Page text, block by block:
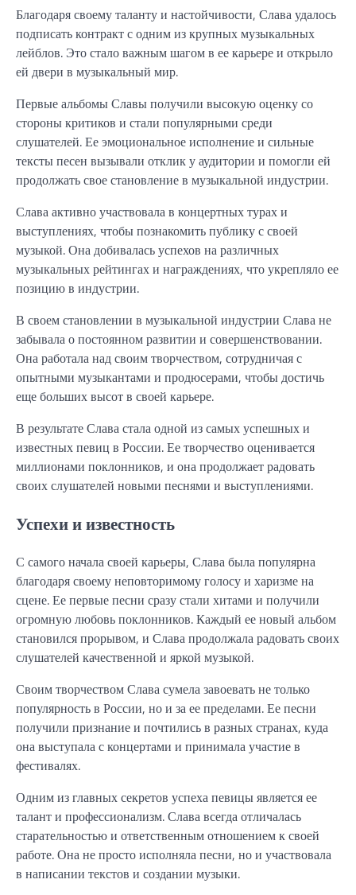
Благодаря своему таланту и настойчивости, Слава удалось
подписать контракт с одним из крупных музыкальных
лейблов. Это стало важным шагом в ее карьере и открыло
ей двери в музыкальный мир.
Первые альбомы Славы получили высокую оценку со
стороны критиков и стали популярными среди
слушателей. Ее эмоциональное исполнение и сильные
тексты песен вызывали отклик у аудитории и помогли ей
продолжать свое становление в музыкальной индустрии.
Слава активно участвовала в концертных турах и
выступлениях, чтобы познакомить публику с своей
музыкой. Она добивалась успехов на различных
музыкальных рейтингах и награждениях, что укрепляло ее
позицию в индустрии.
В своем становлении в музыкальной индустрии Слава не
забывала о постоянном развитии и совершенствовании.
Она работала над своим творчеством, сотрудничая с
опытными музыкантами и продюсерами, чтобы достичь
еще больших высот в своей карьере.
В результате Слава стала одной из самых успешных и
известных певиц в России. Ее творчество оценивается
миллионами поклонников, и она продолжает радовать
своих слушателей новыми песнями и выступлениями.
Успехи и известность
С самого начала своей карьеры, Слава была популярна
благодаря своему неповторимому голосу и харизме на
сцене. Ее первые песни сразу стали хитами и получили
огромную любовь поклонников. Каждый ее новый альбом
становился прорывом, и Слава продолжала радовать своих
слушателей качественной и яркой музыкой.
Своим творчеством Слава сумела завоевать не только
популярность в России, но и за ее пределами. Ее песни
получили признание и почтились в разных странах, куда
она выступала с концертами и принимала участие в
фестивалях.
Одним из главных секретов успеха певицы является ее
талант и профессионализм. Слава всегда отличалась
старательностью и ответственным отношением к своей
работе. Она не просто исполняла песни, но и участвовала
в написании текстов и создании музыки.